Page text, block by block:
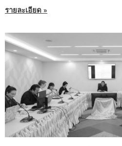
รายละเอียด »